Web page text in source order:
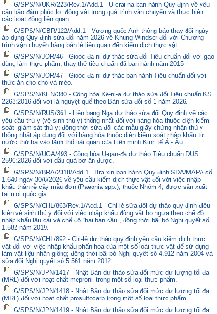
G/SPS/N/UKR/223/Rev.1/Add.1 - U-crai-na ban hành Quy định về yêu
cầu bảo đảm phúc lợi động vật trong quá trình vận chuyển và thực hiện
các hoạt động liên quan.
G/SPS/N/GBR/122/Add.1 - Vương quốc Anh thông báo thay đổi ngày
áp dụng Quy định sửa đổi năm 2026 về Khung Windsor đối với Chương
trình vận chuyển hàng bán lẻ liên quan đến kiểm dịch thực vật.
G/SPS/N/JOR/46 - Gioóc-đa-ni dự thảo sửa đổi Tiêu chuẩn đối với gạo
dùng làm thực phẩm, thay thế tiêu chuẩn đã ban hành năm 2015
G/SPS/N/JOR/47 - Gioóc-đa-ni dự thảo ban hành Tiêu chuẩn đối với
thức ăn cho chó và mèo.
G/SPS/N/KEN/380 - Cộng hòa Kê-ni-a dự thảo sửa đổi Tiêu chuẩn KS
2263:2016 đối với lá nguyệt quế theo Bản sửa đổi số 1 năm 2026.
G/SPS/N/RUS/361 - Liên bang Nga dự thảo sửa đổi Quy định về các
yêu cầu thú y (vệ sinh thú y) thống nhất đối với hàng hóa thuộc diện kiểm
soát, giám sát thú y; đồng thời sửa đổi các mẫu giấy chứng nhận thú y
thống nhất áp dụng đối với hàng hóa thuộc diện kiểm soát nhập khẩu từ
nước thứ ba vào lãnh thổ hải quan của Liên minh Kinh tế Á - Âu.
G/SPS/N/UGA/493 - Cộng hòa U-gan-đa dự thảo Tiêu chuẩn DUS
2590:2026 đối với dầu quả bơ ăn được.
G/SPS/N/BRA/2318/Add.1 - Bra-xin ban hành Quy định SDA/MAPA số
1.640 ngày 30/6/2026 về yêu cầu kiểm dịch thực vật đối với việc nhập
khẩu thân rễ cây mẫu đơn (Paeonia spp.), thuộc Nhóm 4, được sản xuất
tại mọi quốc gia.
G/SPS/N/CHL/863/Rev.1/Add.1 - Chi-lê sửa đổi dự thảo quy định điều
kiện vệ sinh thú y đối với việc nhập khẩu động vật họ ngựa theo chế độ
nhập khẩu lâu dài và chế độ “hai bán cầu”, đồng thời bãi bỏ Nghị quyết số
1.582 năm 2019.
G/SPS/N/CHL/892 - Chi-lê dự thảo quy định yêu cầu kiểm dịch thực
vật đối với việc nhập khẩu phấn hoa của một số loài thực vật để sử dụng
làm vật liệu nhân giống; đồng thời bãi bỏ Nghị quyết số 4.912 năm 2004 và
sửa đổi Nghị quyết số 5.561 năm 2012.
G/SPS/N/JPN/1417 - Nhật Bản dự thảo sửa đổi mức dư lượng tối đa
(MRL) đối với hoạt chất mepronil trong một số loại thực phẩm.
G/SPS/N/JPN/1418 - Nhật Bản dự thảo sửa đổi mức dư lượng tối đa
(MRL) đối với hoạt chất prosulfocarb trong một số loại thực phẩm.
G/SPS/N/JPN/1419 - Nhật Bản dự thảo sửa đổi mức dư lượng tối đa